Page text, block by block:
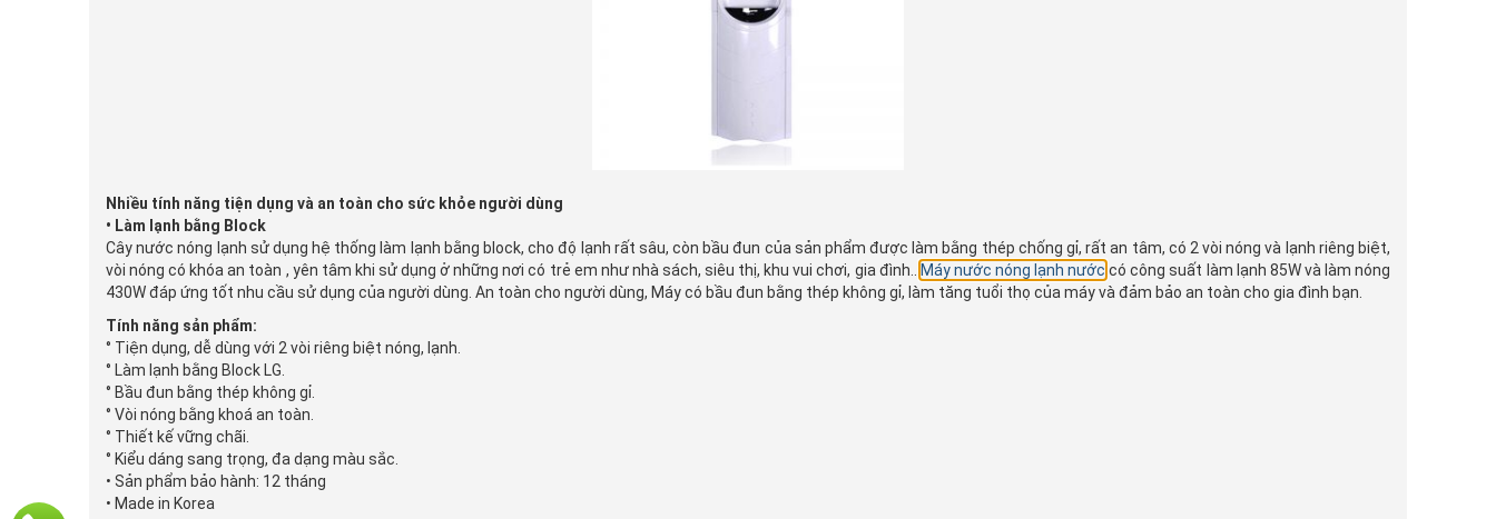
Nhiều tính năng tiện dụng và an toàn cho sức khỏe người dùng
• Làm lạnh bằng Block
Cây nước nóng lạnh sử dụng hệ thống làm lạnh bằng block, cho độ lạnh rất sâu, còn bầu đun của sản phẩm được làm bằng thép chống gỉ, rất an tâm, có 2 vòi nóng và lạnh riêng biệt,
vòi nóng có khóa an toàn , yên tâm khi sử dụng ở những nơi có trẻ em như nhà sách, siêu thị, khu vui chơi, gia đình..
Máy nước nóng lạnh nước có công suất làm lạnh 85W và làm nóng
430W đáp ứng tốt nhu cầu sử dụng của người dùng. An toàn cho người dùng, Máy có bầu đun bằng thép không gỉ, làm tăng tuổi thọ của máy và đảm bảo an toàn cho gia đình bạn.
Tính năng sản phẩm:
° Tiện dụng, dễ dùng với 2 vòi riêng biệt nóng, lạnh.
° Làm lạnh bằng Block LG.
° Bầu đun bằng thép không gỉ.
° Vòi nóng bằng khoá an toàn.
° Thiết kế vững chãi.
° Kiểu dáng sang trọng, đa dạng màu sắc.
• Sản phẩm bảo hành: 12 tháng
• Made in Korea